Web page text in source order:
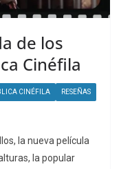
de los
Cinéfila
CINÉFILA RESEÑAS
la nueva película
la popular